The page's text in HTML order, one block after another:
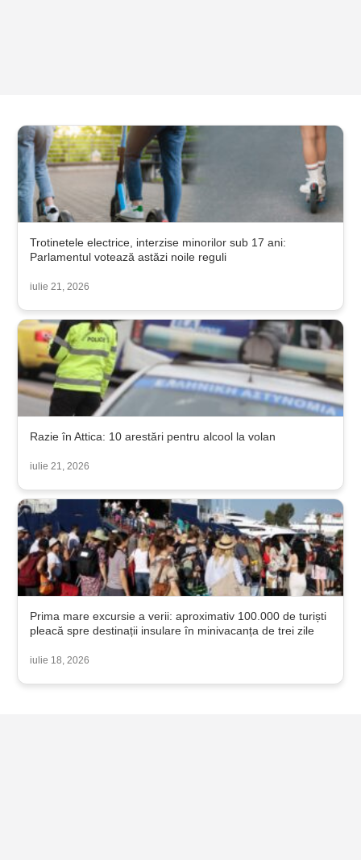
Trotinetele electrice, interzise minorilor sub 17 ani:
Parlamentul votează astăzi noile reguli
iulie 21, 2026
Razie în Attica: 10 arestări pentru alcool la volan
iulie 21, 2026
Prima mare excursie a verii: aproximativ 100.000 de turiști
pleacă spre destinații insulare în minivacanța de trei zile
iulie 18, 2026